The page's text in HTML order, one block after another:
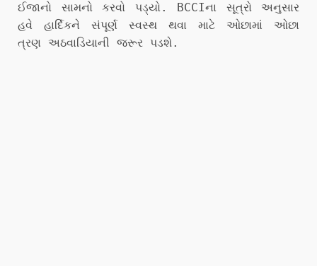
ઈજાનો સામનો કરવો પડ્યો. BCCIના સૂત્રો અનુસાર
હવે હાર્દિકને સંપૂર્ણ સ્વસ્થ થવા માટે ઓછામાં ઓછા
ત્રણ અઠવાડિયાની જરૂર પડશે.